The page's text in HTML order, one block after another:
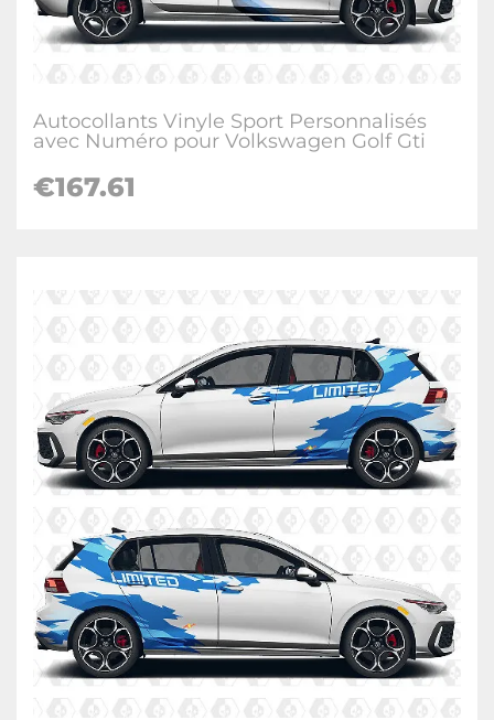
Autocollants Vinyle Sport Personnalisés
avec Numéro pour Volkswagen Golf Gti
€167.61